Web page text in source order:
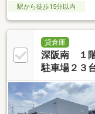
駅から徒歩15分以内
貸倉庫
深阪南 １
駐車場２３